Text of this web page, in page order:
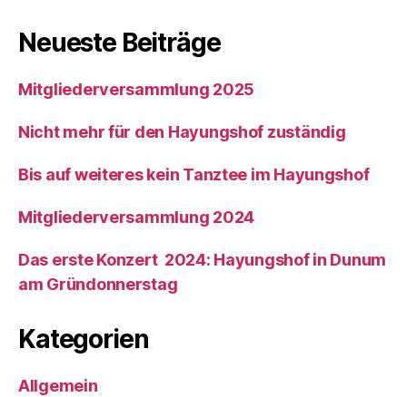
Neueste Beiträge
Mitgliederversammlung 2025
Nicht mehr für den Hayungshof zuständig
Bis auf weiteres kein Tanztee im Hayungshof
Mitgliederversammlung 2024
Das erste Konzert 2024: Hayungshof in Dunum
am Gründonnerstag
Kategorien
Allgemein